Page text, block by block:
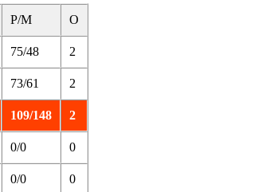
Р/М О
75/48 2
73/61 2
109/148 2
0/0 0
0/0 0